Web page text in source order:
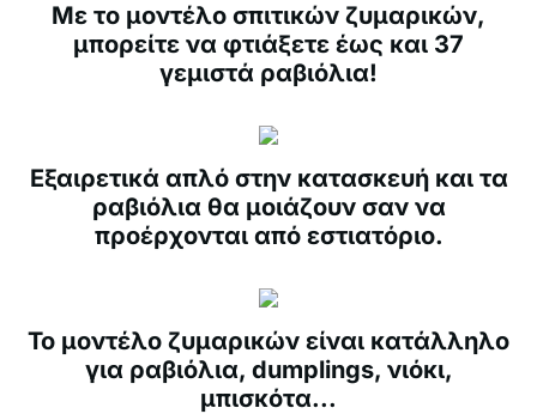
Με το μοντέλο σπιτικών ζυμαρικών,
μπορείτε να φτιάξετε έως και 37
γεμιστά ραβιόλια!
Εξαιρετικά απλό στην κατασκευή και τα
ραβιόλια θα μοιάζουν σαν να
προέρχονται από εστιατόριο.
Το μοντέλο ζυμαρικών είναι κατάλληλο
για ραβιόλια, dumplings, νιόκι,
μπισκότα...